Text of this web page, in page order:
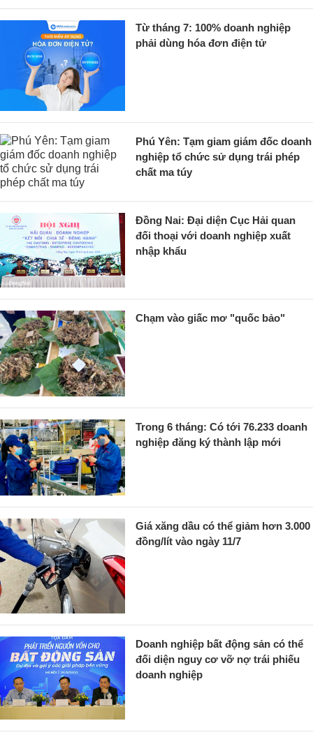
Từ tháng 7: 100% doanh nghiệp
phải dùng hóa đơn điện tử
Phú Yên: Tạm giam giám đốc doanh
nghiệp tổ chức sử dụng trái phép
chất ma túy
Đồng Nai: Đại diện Cục Hải quan
đối thoại với doanh nghiệp xuất
nhập khẩu
Chạm vào giấc mơ "quốc bảo"
Trong 6 tháng: Có tới 76.233 doanh
nghiệp đăng ký thành lập mới
Giá xăng dầu có thể giảm hơn 3.000
đồng/lít vào ngày 11/7
Doanh nghiệp bất động sản có thể
đối diện nguy cơ vỡ nợ trái phiếu
doanh nghiệp